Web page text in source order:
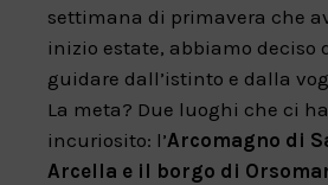
settimana di primavera che
inizio estate, abbiamo deciso
guidare dall’istinto e dalla
La meta? Due luoghi che ci
incuriosito: l’Arcomagno di
Arcella e il borgo di